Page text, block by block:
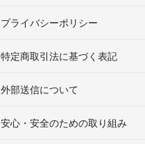
プライバシーポリシー
特定商取引法に基づく表記
外部送信について
安心・安全のための取り組み